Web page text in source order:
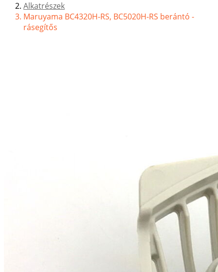
Alkatrészek
Maruyama BC4320H-RS, BC5020H-RS berántó -
rásegítős